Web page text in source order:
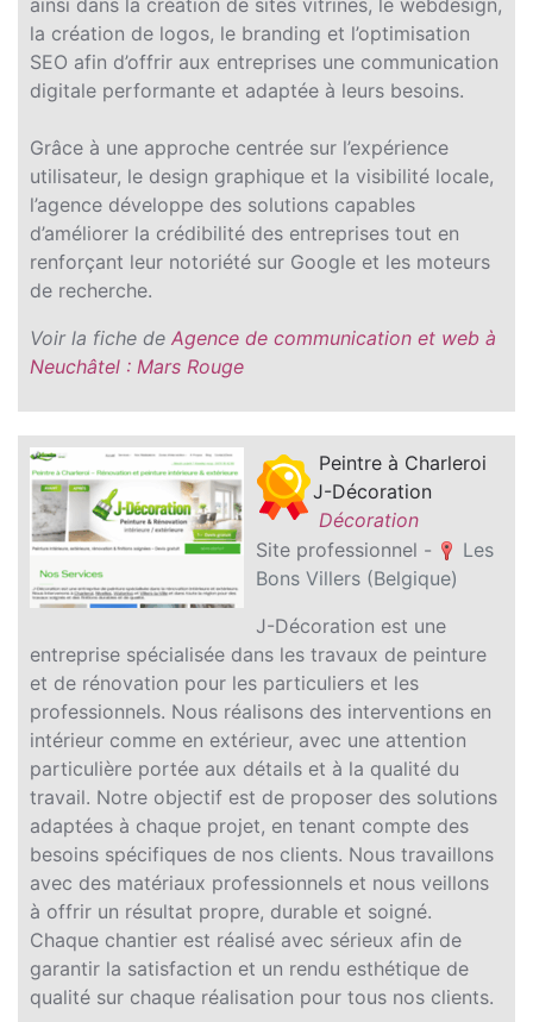
la création de logos, le branding et l’optimisation
SEO afin d’offrir aux entreprises une communication
digitale performante et adaptée à leurs besoins.
Grâce à une approche centrée sur l’expérience
utilisateur, le design graphique et la visibilité locale,
l’agence développe des solutions capables
d’améliorer la crédibilité des entreprises tout en
renforçant leur notoriété sur Google et les moteurs
de recherche.
Voir la fiche de Agence de communication et web à
Neuchâtel : Mars Rouge
Peintre à Charleroi
J-Décoration
Décoration
Site professionnel -
Les
Bons Villers (Belgique)
J-Décoration est une
entreprise spécialisée dans les travaux de peinture
et de rénovation pour les particuliers et les
professionnels. Nous réalisons des interventions en
intérieur comme en extérieur, avec une attention
particulière portée aux détails et à la qualité du
travail. Notre objectif est de proposer des solutions
adaptées à chaque projet, en tenant compte des
besoins spécifiques de nos clients. Nous travaillons
avec des matériaux professionnels et nous veillons
à offrir un résultat propre, durable et soigné.
Chaque chantier est réalisé avec sérieux afin de
garantir la satisfaction et un rendu esthétique de
qualité sur chaque réalisation pour tous nos clients.